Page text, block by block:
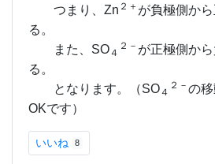
つまり、Zn ２＋ が負極側か
る。
また、SO４
２－ が正極側か
る。
となります。（SO４
２－ の
OKです）
いいね 8